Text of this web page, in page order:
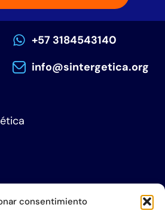
consentimiento
+57 3184543140
info@sintergetica.org